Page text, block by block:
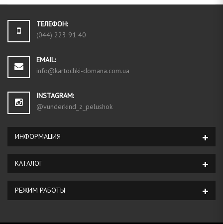
ТЕЛЕФОН:
(044) 223 91 40
EMAIL:
info@kartochki-domana.com.ua
INSTAGRAM:
@vunderkind_z_pelushok
ИНФОРМАЦИЯ
КАТАЛОГ
РЕЖИМ РАБОТЫ